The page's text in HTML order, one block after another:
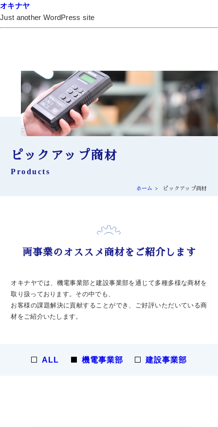
オキナヤ
Just another WordPress site
ピックアップ商材
Products
ホーム ピックアップ商材
両事業のオススメ商材をご紹介します
オキナヤでは、機電事業部と建設事業部を通じて多種多様な商材を
取り扱っております。その中でも、
お客様の課題解決に貢献することができ、ご好評いただいている商
材をご紹介いたします。
ALL 機電事業部 建設事業部